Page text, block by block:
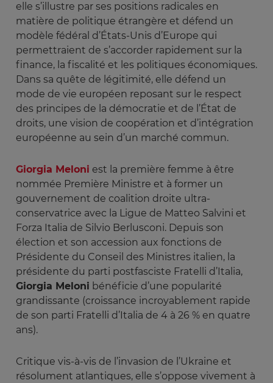
elle s’illustre par ses positions radicales en
matière de politique étrangère et défend un
modèle fédéral d’États-Unis d’Europe qui
permettraient de s’accorder rapidement sur la
finance, la fiscalité et les politiques économiques.
Dans sa quête de légitimité, elle défend un
mode de vie européen reposant sur le respect
des principes de la démocratie et de l’État de
droits, une vision de coopération et d’intégration
européenne au sein d’un marché commun.
Giorgia Meloni est la première femme à être
nommée Première Ministre et à former un
gouvernement de coalition droite ultra-
conservatrice avec la Ligue de Matteo Salvini et
Forza Italia de Silvio Berlusconi. Depuis son
élection et son accession aux fonctions de
Présidente du Conseil des Ministres italien, la
présidente du parti postfasciste Fratelli d’Italia,
Giorgia Meloni bénéficie d’une popularité
grandissante (croissance incroyablement rapide
de son parti Fratelli d’Italia de 4 à 26 % en quatre
ans).
Critique vis-à-vis de l’invasion de l’Ukraine et
résolument atlantiques, elle s’oppose vivement à